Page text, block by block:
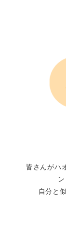
皆さんがハ
自分と